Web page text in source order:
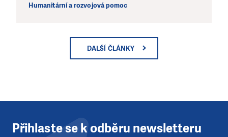
Humanitární a rozvojová pomoc
DALŠÍ ČLÁNKY
Přihlaste se k odběru newsletteru